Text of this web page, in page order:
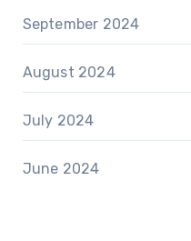
September 2024
August 2024
July 2024
June 2024